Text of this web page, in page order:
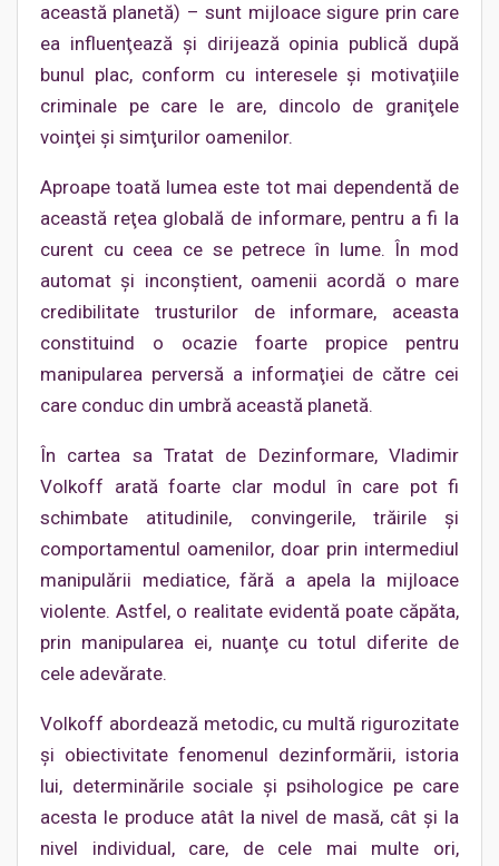
această planetă) – sunt mijloace sigure prin care
ea influenţează şi dirijează opinia publică după
bunul plac, conform cu interesele şi motivaţiile
criminale pe care le are, dincolo de graniţele
voinţei şi simţurilor oamenilor.
Aproape toată lumea este tot mai dependentă de
această reţea globală de informare, pentru a fi la
curent cu ceea ce se petrece în lume. În mod
automat şi inconştient, oamenii acordă o mare
credibilitate trusturilor de informare, aceasta
constituind o ocazie foarte propice pentru
manipularea perversă a informaţiei de către cei
care conduc din umbră această planetă.
În cartea sa Tratat de Dezinformare, Vladimir
Volkoff arată foarte clar modul în care pot fi
schimbate atitudinile, convingerile, trăirile şi
comportamentul oamenilor, doar prin intermediul
manipulării mediatice, fără a apela la mijloace
violente. Astfel, o realitate evidentă poate căpăta,
prin manipularea ei, nuanţe cu totul diferite de
cele adevărate.
Volkoff abordează metodic, cu multă rigurozitate
şi obiectivitate fenomenul dezinformării, istoria
lui, determinările sociale şi psihologice pe care
acesta le produce atât la nivel de masă, cât şi la
nivel individual, care, de cele mai multe ori,